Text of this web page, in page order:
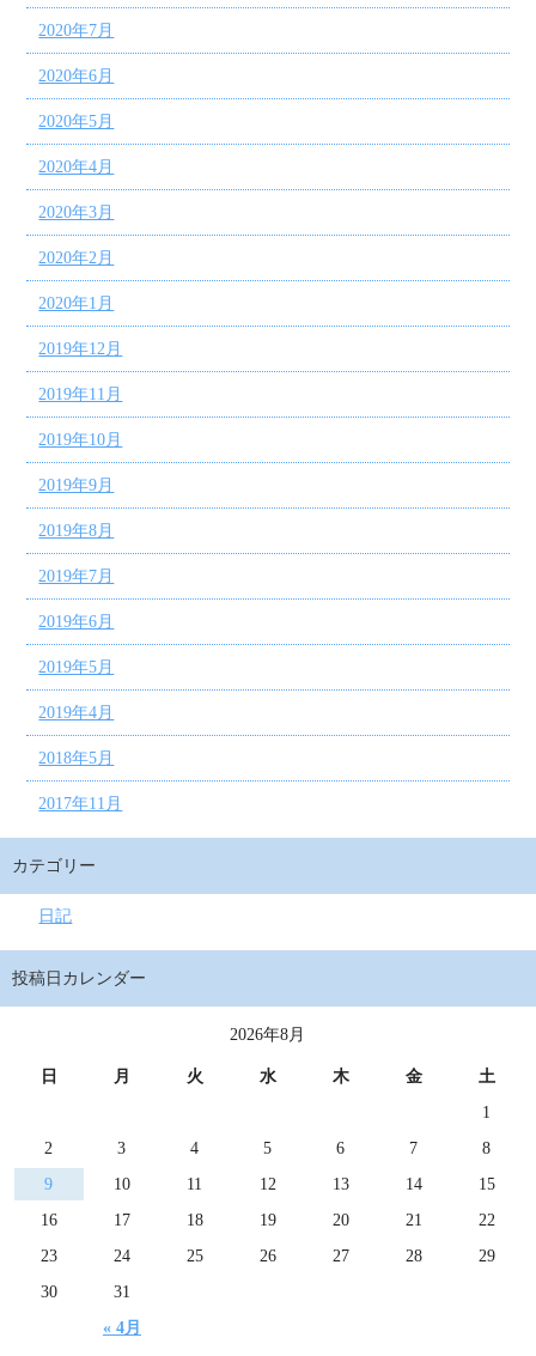
2020年7月
2020年6月
2020年5月
2020年4月
2020年3月
2020年2月
2020年1月
2019年12月
2019年11月
2019年10月
2019年9月
2019年8月
2019年7月
2019年6月
2019年5月
2019年4月
2018年5月
2017年11月
カテゴリー
日記
投稿日カレンダー
2026年8月
日 月 火 水 木 金 土
« 4月
1
2
3 4 5 6 7
8
9
10 11 12 13 14
15
16
17 18 19 20 21
22
23
24 25 26 27 28
29
30
31